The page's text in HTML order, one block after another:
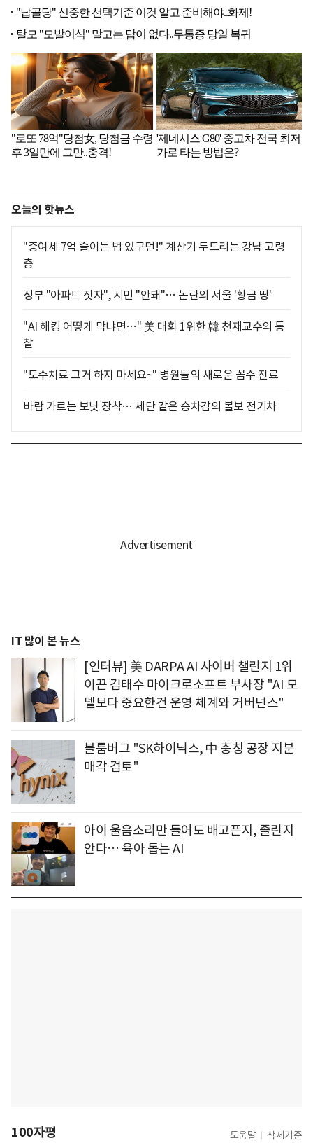
오늘의 핫뉴스
"증여세 7억 줄이는 법 있구먼!" 계산기 두드리는 강남 고령
층
정부 "아파트 짓자", 시민 "안돼"… 논란의 서울 '황금 땅'
"AI 해킹 어떻게 막냐면…" 美 대회 1위한 韓 천재교수의 통
찰
"도수치료 그거 하지 마세요~" 병원들의 새로운 꼼수 진료
바람 가르는 보닛 장착… 세단 같은 승차감의 볼보 전기차
IT 많이 본 뉴스
[인터뷰] 美 DARPA AI 사이버 챌린지 1위
이끈 김태수 마이크로소프트 부사장 "AI 모
델보다 중요한건 운영 체계와 거버넌스"
블룸버그 "SK하이닉스, 中 충칭 공장 지분
매각 검토"
아이 울음소리만 들어도 배고픈지, 졸린지
안다… 육아 돕는 AI
100자평 도움말 삭제기준